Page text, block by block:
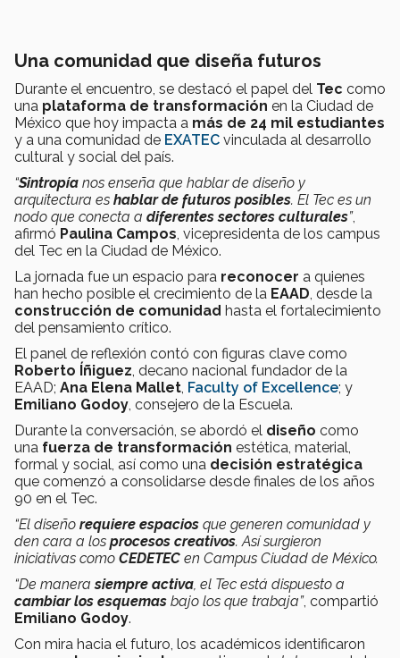
Una comunidad que diseña futuros
Durante el encuentro, se destacó el papel del Tec como
una plataforma de transformación en la Ciudad de
México que hoy impacta a más de 24 mil estudiantes
y a una comunidad de EXATEC vinculada al desarrollo
cultural y social del país.
“Sintropía nos enseña que hablar de diseño y
arquitectura es hablar de futuros posibles. El Tec es un
nodo que conecta a diferentes sectores culturales”,
afirmó Paulina Campos, vicepresidenta de los campus
del Tec en la Ciudad de México.
La jornada fue un espacio para reconocer a quienes
han hecho posible el crecimiento de la EAAD, desde la
construcción de comunidad hasta el fortalecimiento
del pensamiento crítico.
El panel de reflexión contó con figuras clave como
Roberto Íñiguez, decano nacional fundador de la
EAAD; Ana Elena Mallet, Faculty of Excellence; y
Emiliano Godoy, consejero de la Escuela.
Durante la conversación, se abordó el diseño como
una fuerza de transformación estética, material,
formal y social, así como una decisión estratégica
que comenzó a consolidarse desde finales de los años
90 en el Tec.
“El diseño requiere espacios que generen comunidad y
den cara a los procesos creativos. Así surgieron
iniciativas como CEDETEC en Campus Ciudad de México.
“De manerasiempre activa, el Tec está dispuesto a
cambiar los esquemas bajo los que trabaja”, compartió
Emiliano Godoy.
Con mira hacia el futuro, los académicos identificaron